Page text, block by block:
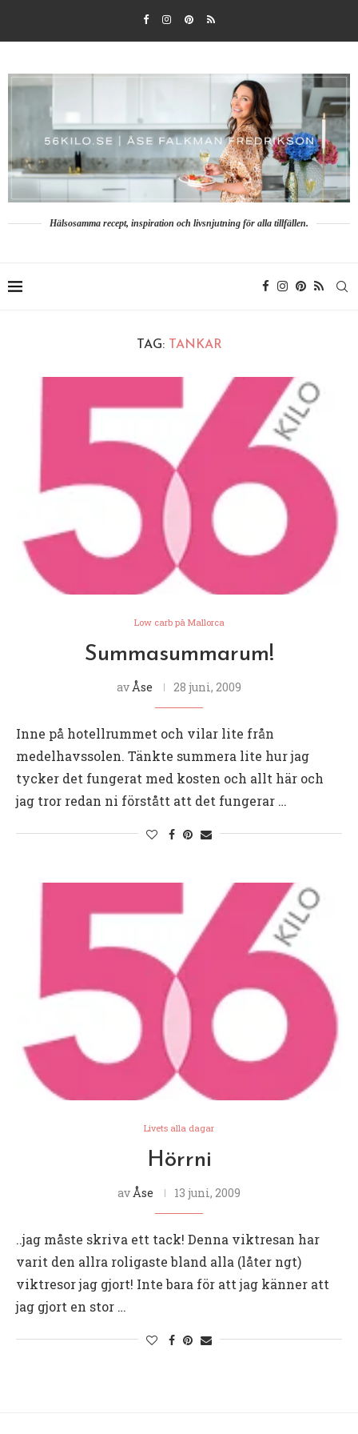
Hälsosamma recept, inspiration och livsnjutning för alla tillfällen.
TAG: TANKAR
Low carb på Mallorca
Summasummarum!
av Åse 28 juni, 2009
Inne på hotellrummet och vilar lite från
medelhavssolen. Tänkte summera lite hur jag
tycker det fungerat med kosten och allt här och
jag tror redan ni förstått att det fungerar …
Livets alla dagar
Hörrni
av Åse 13 juni, 2009
..jag måste skriva ett tack! Denna viktresan har
varit den allra roligaste bland alla (låter ngt)
viktresor jag gjort! Inte bara för att jag känner att
jag gjort en stor …